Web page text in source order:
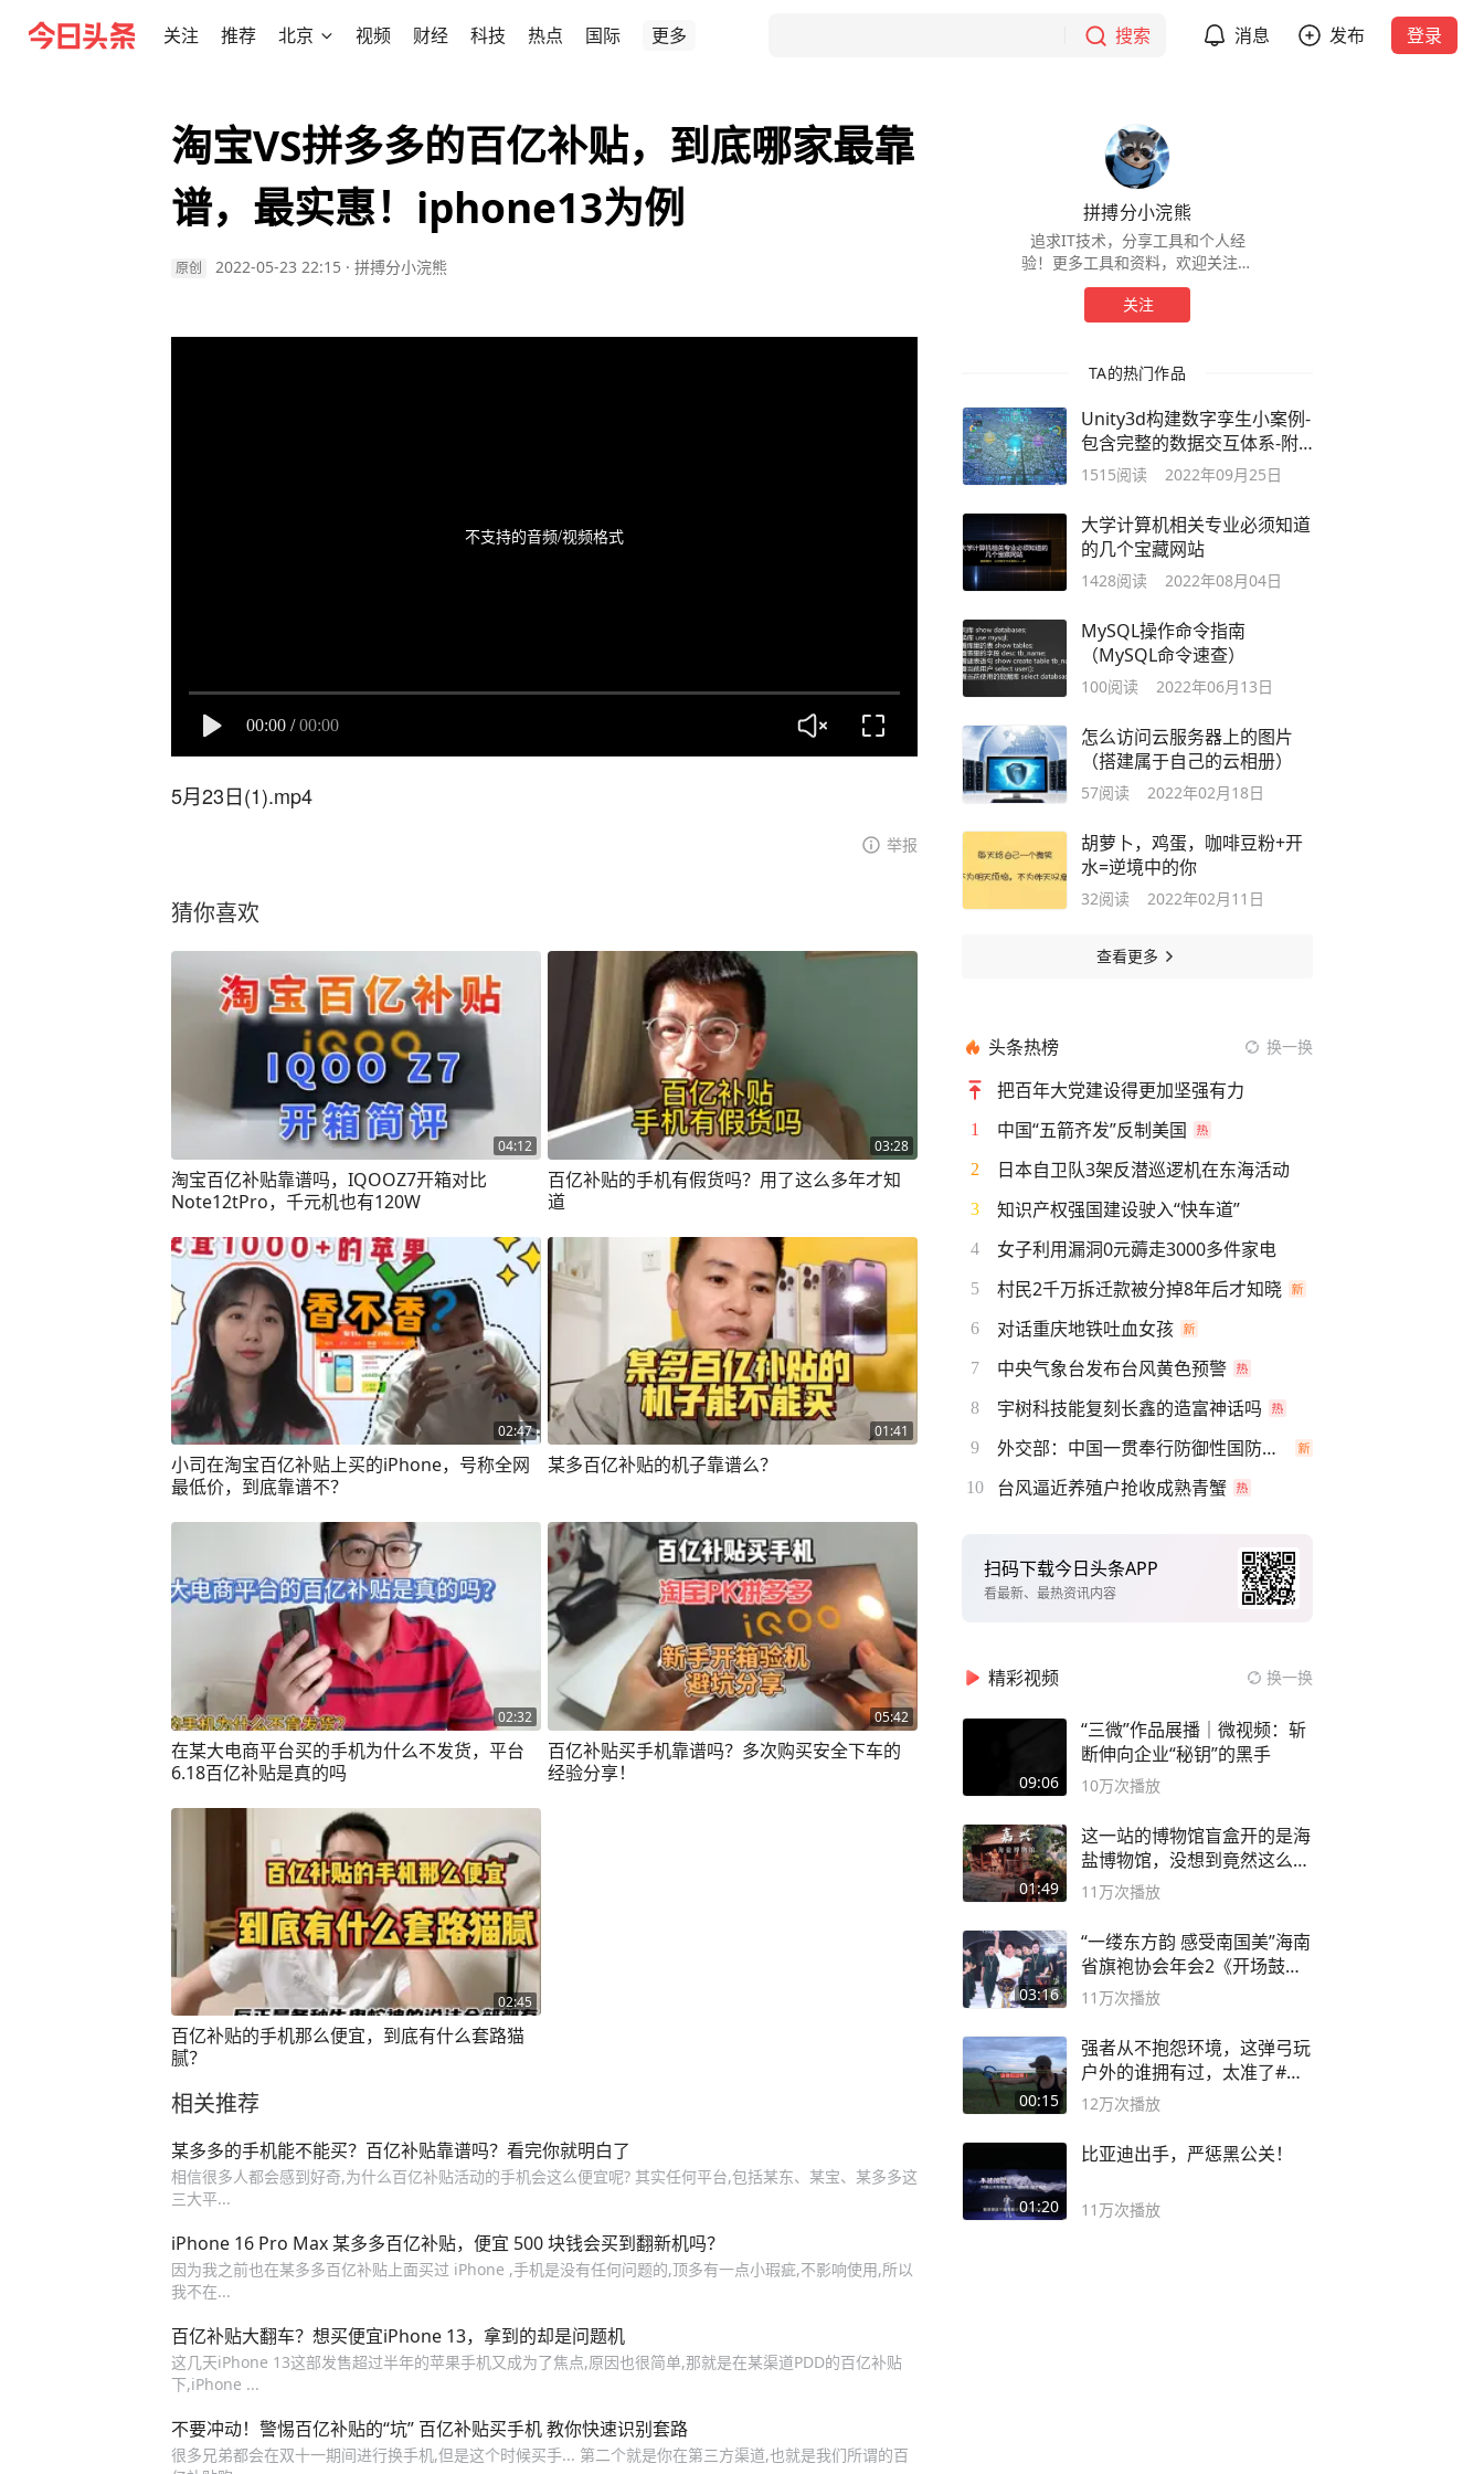
关注 推荐 北京 视频 财经 科技 热点 国际 更多 搜索 消息 发布 登录
淘宝VS拼多多的百亿补贴，到底哪家最靠
谱，最实惠！iphone13为例
原创 2022-05-23 22:15 · 拼搏分小浣熊
不支持的音频/视频格式
00:00 / 00:00
5月23日(1).mp4
举报
猜你喜欢
04:12
淘宝百亿补贴靠谱吗，IQOOZ7开箱对比
Note12tPro，千元机也有120W
03:28
百亿补贴的手机有假货吗？用了这么多年才知
道
02:47
小司在淘宝百亿补贴上买的iPhone，号称全网
最低价，到底靠谱不？
01:41
某多百亿补贴的机子靠谱么？
02:32
在某大电商平台买的手机为什么不发货，平台
6.18百亿补贴是真的吗
05:42
百亿补贴买手机靠谱吗？多次购买安全下车的
经验分享！
02:45
百亿补贴的手机那么便宜，到底有什么套路猫
腻？
相关推荐
某多多的手机能不能买？百亿补贴靠谱吗？看完你就明白了
相信很多人都会感到好奇,为什么百亿补贴活动的手机会这么便宜呢? 其实任何平台,包括某东、某宝、某多多这
三大平...
iPhone 16 Pro Max 某多多百亿补贴，便宜 500 块钱会买到翻新机吗？
因为我之前也在某多多百亿补贴上面买过 iPhone ,手机是没有任何问题的,顶多有一点小瑕疵,不影响使用,所以
我不在...
百亿补贴大翻车？想买便宜iPhone 13，拿到的却是问题机
这几天iPhone 13这部发售超过半年的苹果手机又成为了焦点,原因也很简单,那就是在某渠道PDD的百亿补贴
下,iPhone ...
不要冲动！警惕百亿补贴的“坑” 百亿补贴买手机 教你快速识别套路
很多兄弟都会在双十一期间进行换手机,但是这个时候买手... 第二个就是你在第三方渠道,也就是我们所谓的百
拼搏分小浣熊
追求IT技术，分享工具和个人经
验！更多工具和资料，欢迎关注个
人微信公众号：“拼搏的小浣熊”。
关注
TA的热门作品
Unity3d构建数字孪生小案例-
包含完整的数据交互体系-附
赠代码
1515阅读 2022年09月25日
大学计算机相关专业必须知道
的几个宝藏网站
1428阅读 2022年08月04日
MySQL操作命令指南
（MySQL命令速查）
100阅读 2022年06月13日
怎么访问云服务器上的图片
（搭建属于自己的云相册）
57阅读 2022年02月18日
胡萝卜，鸡蛋，咖啡豆粉+开
水=逆境中的你
32阅读 2022年02月11日
查看更多
头条热榜 换一换
把百年大党建设得更加坚强有力
1 中国“五箭齐发”反制美国
2 日本自卫队3架反潜巡逻机在东海活动
3 知识产权强国建设驶入“快车道”
4 女子利用漏洞0元薅走3000多件家电
5 村民2千万拆迁款被分掉8年后才知晓
6 对话重庆地铁吐血女孩
7 中央气象台发布台风黄色预警
8 宇树科技能复刻长鑫的造富神话吗
9 外交部：中国一贯奉行防御性国防政策
10 台风逼近养殖户抢收成熟青蟹
扫码下载今日头条APP
看最新、最热资讯内容
精彩视频 换一换
09:06
“三微”作品展播｜微视频：斩
断伸向企业“秘钥”的黑手
10万次播放
01:49
这一站的博物馆盲盒开的是海
盐博物馆，没想到竟然这么好
逛！
11万次播放
03:16
“一缕东方韵 感受南国美”海南
省旗袍协会年会2《开场鼓》
二团
11万次播放
00:15
强者从不抱怨环境，这弹弓玩
户外的谁拥有过，太准了#弹
弓#户外
12万次播放
01:20
比亚迪出手，严惩黑公关！
11万次播放